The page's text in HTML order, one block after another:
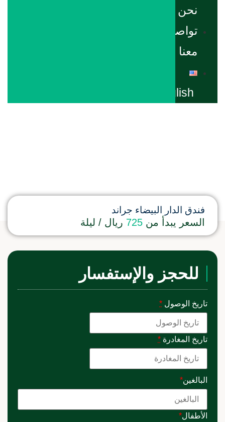
نحن
تواصل
معنا
English
فندق الدار البيضاء جراند
السعر يبدأ من 725 ريال / ليلة
للحجز والإستفسار
تاريخ الوصول *
تاريخ المغادرة *
البالغين*
الأطفال*